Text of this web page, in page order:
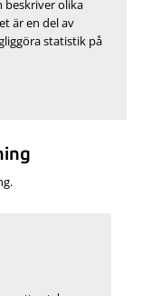
beskriver olika
är en del av
statistik på